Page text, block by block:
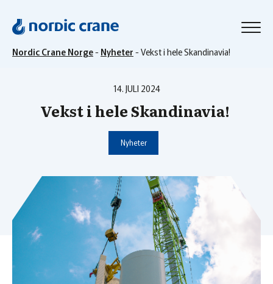
Nordic Crane Norge- Nyheter -Vekst i hele Skandinavia!
14. JULI 2024
Vekst i hele Skandinavia!
Nyheter